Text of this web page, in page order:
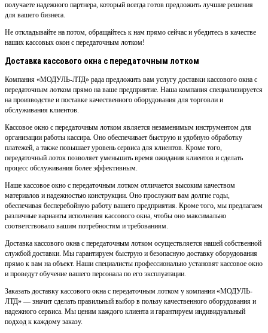
получаете надежного партнера, который всегда готов предложить лучшие решения
для вашего бизнеса.
Не откладывайте на потом, обращайтесь к нам прямо сейчас и убедитесь в качестве
наших кассовых окон с передаточным лотком!
Доставка кассового окна с передаточным лотком
Компания «МОДУЛЬ-ЛТД» рада предложить вам услугу доставки кассового окна с
передаточным лотком прямо на ваше предприятие. Наша компания специализируется
на производстве и поставке качественного оборудования для торговли и
обслуживания клиентов.
Кассовое окно с передаточным лотком является незаменимым инструментом для
организации работы кассира. Оно обеспечивает быструю и удобную обработку
платежей, а также повышает уровень сервиса для клиентов. Кроме того,
передаточный лоток позволяет уменьшить время ожидания клиентов и сделать
процесс обслуживания более эффективным.
Наше кассовое окно с передаточным лотком отличается высоким качеством
материалов и надежностью конструкции. Оно прослужит вам долгие годы,
обеспечивая бесперебойную работу вашего предприятия. Кроме того, мы предлагаем
различные варианты исполнения кассового окна, чтобы оно максимально
соответствовало вашим потребностям и требованиям.
Доставка кассового окна с передаточным лотком осуществляется нашей собственной
службой доставки. Мы гарантируем быструю и безопасную доставку оборудования
прямо к вам на объект. Наши специалисты профессионально установят кассовое окно
и проведут обучение вашего персонала по его эксплуатации.
Заказать доставку кассового окна с передаточным лотком у компании «МОДУЛЬ-
ЛТД» — значит сделать правильный выбор в пользу качественного оборудования и
надежного сервиса. Мы ценим каждого клиента и гарантируем индивидуальный
подход к каждому заказу.